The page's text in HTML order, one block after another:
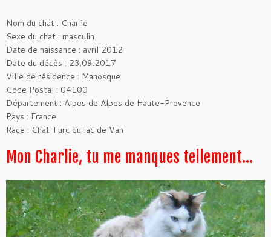
Nom du chat : Charlie
Sexe du chat : masculin
Date de naissance : avril 2012
Date du décès : 23.09.2017
Ville de résidence : Manosque
Code Postal : 04100
Département : Alpes de Alpes de Haute-Provence
Pays : France
Race : Chat Turc du lac de Van
Mon Charlie, tu me manques tellement…